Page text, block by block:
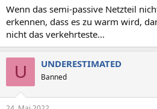
:
Wenn das semi-passive Netzteil
erkennen, dass es zu warm wird,
nicht das verkehrteste...
U UNDERESTIMATED
Banned